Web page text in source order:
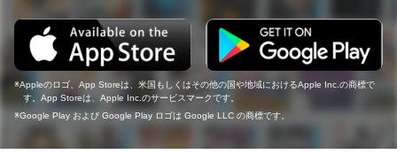
Appleのロゴ、App Storeは、米国もしくはその他の国や地域におけるApple Inc.の商標で
す。App Storeは、Apple Inc.のサービスマークです。
Google Play および Google Play ロゴは Google LLC の商標です。